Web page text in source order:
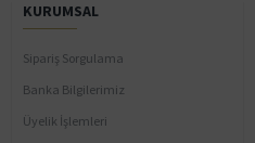
KURUMSAL
Sipariş Sorgulama
Banka Bilgilerimiz
Üyelik İşlemleri